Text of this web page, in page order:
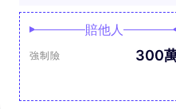
賠他人
強制險 300